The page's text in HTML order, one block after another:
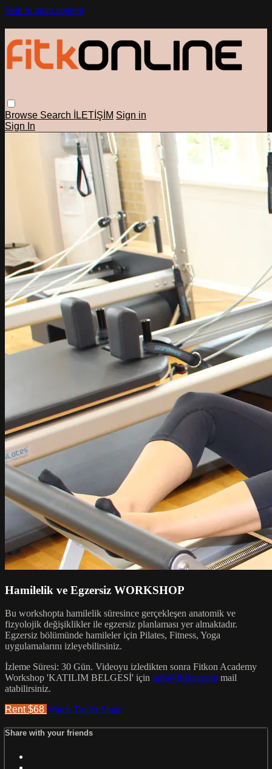
Skip to main content
Browse Search İLETİŞİM Sign in
Sign In
Hamilelik ve Egzersiz WORKSHOP
Bu workshopta hamilelik süresince gerçekleşen anatomik ve
fizyolojik değişiklikler ile egzersiz planlaması yer almaktadır.
Egzersiz bölümünde hamileler için Pilates, Fitness, Yoga
uygulamalarını izleyebilirsiniz.
İzleme Süresi: 30 Gün. Videoyu izledikten sonra Fitkon Academy
Workshop 'KATILIM BELGESİ' için info@fitkon.com mail
atabilirsiniz.
Rent $68 Watch Trailer Share
Share with your friends